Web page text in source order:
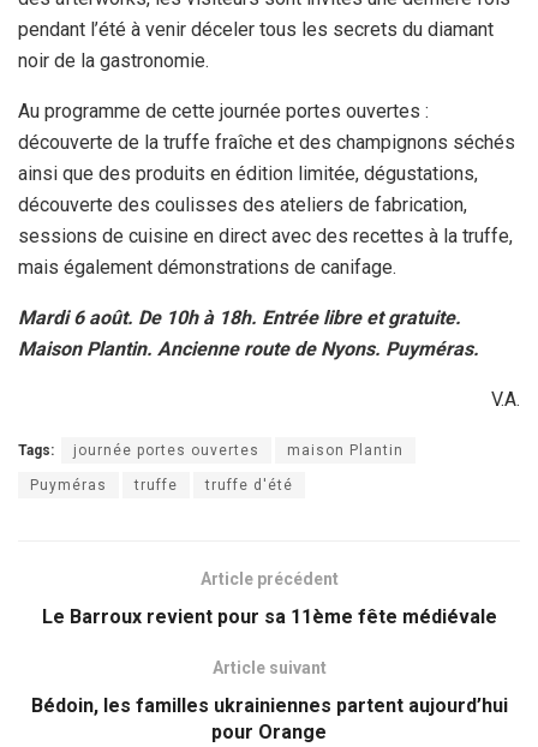
pendant l’été à venir déceler tous les secrets du diamant
noir de la gastronomie.
Au programme de cette journée portes ouvertes :
découverte de la truffe fraîche et des champignons séchés
ainsi que des produits en édition limitée, dégustations,
découverte des coulisses des ateliers de fabrication,
sessions de cuisine en direct avec des recettes à la truffe,
mais également démonstrations de canifage.
Mardi 6 août. De 10h à 18h. Entrée libre et gratuite.
Maison Plantin. Ancienne route de Nyons. Puyméras.
V.A.
Tags: journée portes ouvertes maison Plantin
Puyméras truffe truffe d'été
Article précédent
Le Barroux revient pour sa 11ème fête médiévale
Article suivant
Bédoin, les familles ukrainiennes partent aujourd’hui
pour Orange